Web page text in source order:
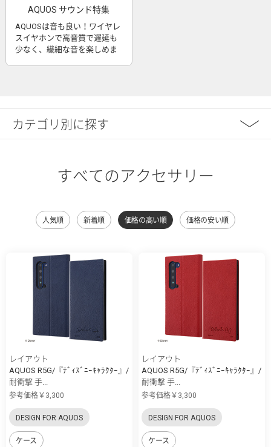
AQUOS サウンド特集
AQUOSは音も良い！ワイヤレ
スイヤホンで高音質で遅延も
少なく、繊細な音を楽しめま
カテゴリ別に探す
すべてのアクセサリー
人気順 新着順 価格の高い順 価格の安い順
レイアウト
AQUOS R5G/『ﾃﾞｨｽﾞﾆｰｷｬﾗｸﾀｰ』/
耐衝撃 手...
参考価格￥3,300
DESIGN FOR AQUOS
ケース
レイアウト
AQUOS R5G/『ﾃﾞｨｽﾞﾆｰｷｬﾗｸﾀｰ』/
耐衝撃 手...
参考価格￥3,300
DESIGN FOR AQUOS
ケース